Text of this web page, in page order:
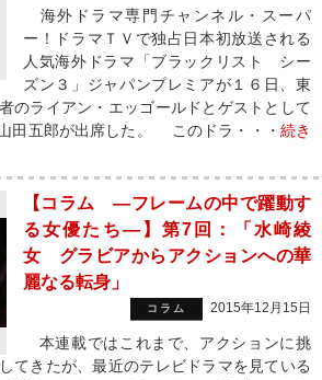
海外ドラマ専門チャンネル・スーパ
ー！ドラマＴＶで独占日本初放送される
人気海外ドラマ「ブラックリスト シー
ズン３」ジャパンプレミアが１６日、東
のライアン・エッゴールドとゲストとして
田五郎が出席した。 このドラ・・・ 続き
【コラム ―フレームの中で躍動す
る女優たち―】第7回：「水崎綾
女 グラビアからアクションへの華
麗なる転身」
コラム 2015年12月15日
本連載ではこれまで、アクションに挑
てきたが、最近のテレビドラマを見ている